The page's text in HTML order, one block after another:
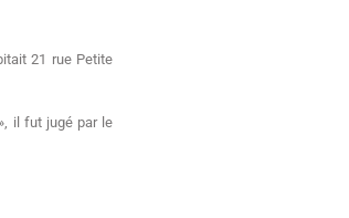
21 rue Petite
il fut jugé par le